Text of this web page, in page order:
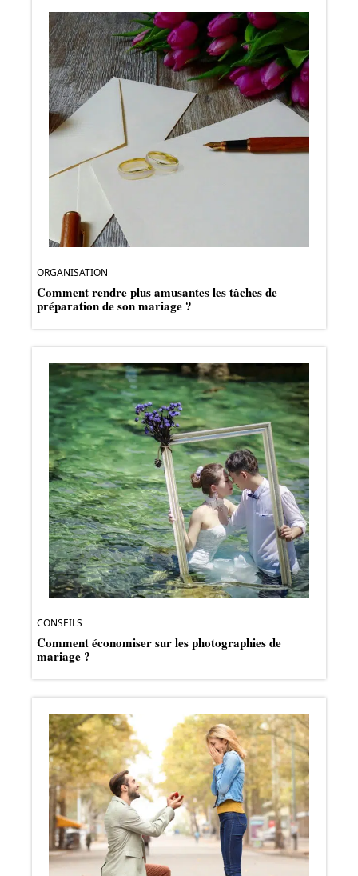
ORGANISATION
Comment rendre plus amusantes les tâches de
préparation de son mariage ?
CONSEILS
Comment économiser sur les photographies de
mariage ?